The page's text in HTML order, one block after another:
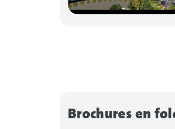
Brochures en